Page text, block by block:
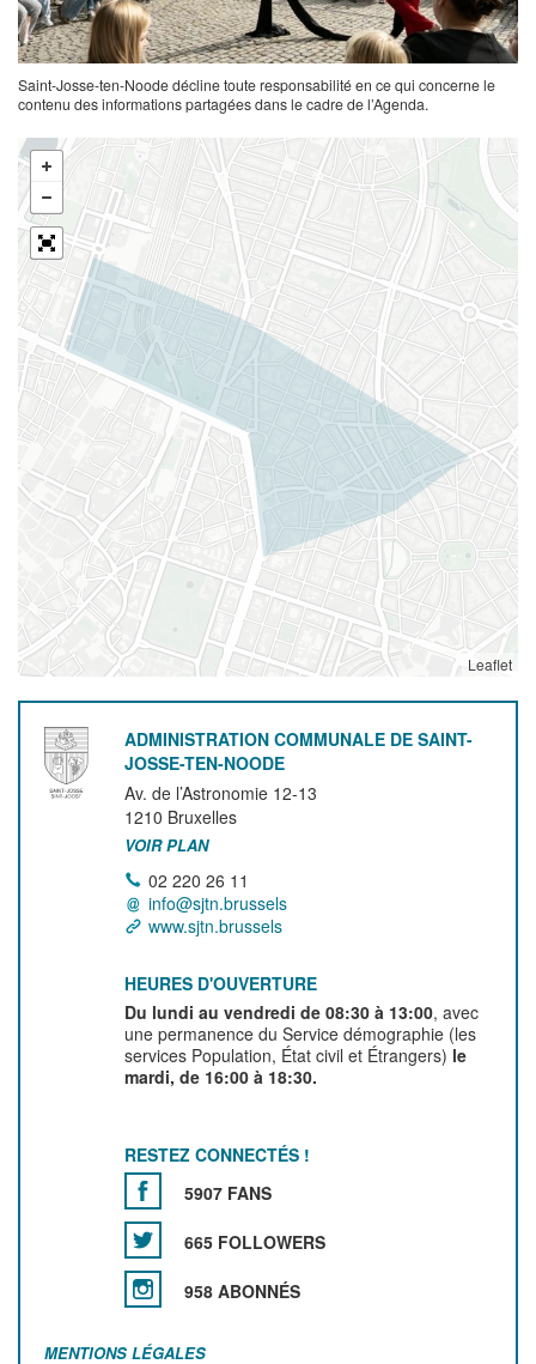
Saint-Josse-ten-Noode décline toute responsabilité en ce qui concerne le
contenu des informations partagées dans le cadre de l’Agenda.
Leaflet
ADMINISTRATION COMMUNALE DE SAINT-
JOSSE-TEN-NOODE
Av. de l’Astronomie 12-13
1210 Bruxelles
VOIR PLAN
02 220 26 11
info@sjtn.brussels
www.sjtn.brussels
HEURES D'OUVERTURE
Du lundi au vendredi de 08:30 à 13:00, avec
une permanence du Service démographie (les
services Population, État civil et Étrangers) le
mardi, de 16:00 à 18:30.
RESTEZ CONNECTÉS !
5907 FANS
665 FOLLOWERS
958 ABONNÉS
MENTIONS LÉGALES